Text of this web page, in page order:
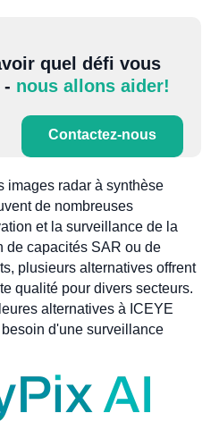
quel défi vous
- nous allons aider!
Contactez-nous
images radar à synthèse
de nombreuses
et la surveillance de la
de capacités SAR ou de
plusieurs alternatives offrent
qualité pour divers secteurs.
alternatives à ICEYE
d'une surveillance